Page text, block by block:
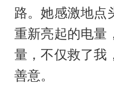
路。她感激地点
重新亮起的电量
量，不仅救了我
善意。